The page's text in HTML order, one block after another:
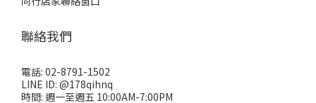
聯絡我們
電話: 02-8791-1502
LINE ID: @178qihnq
時間: 週一至週五 10:00AM-7:00PM